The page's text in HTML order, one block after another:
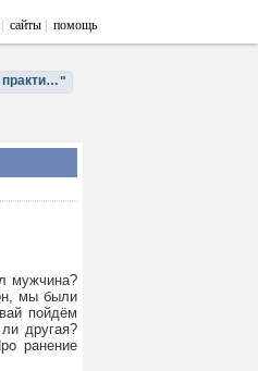
сайты помощь
Гадание на картах Таро, практическая магия, карты Ленорман"
мужчина?
мы были
пойдём
другая?
ранение